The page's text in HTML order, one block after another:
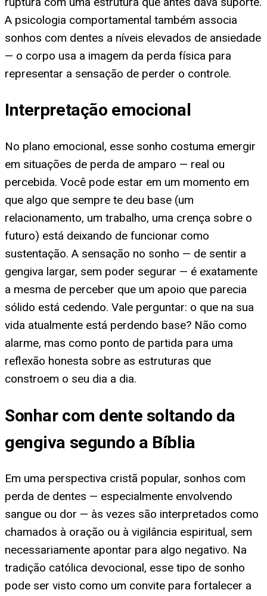
A psicologia comportamental também associa
sonhos com dentes a níveis elevados de ansiedade
— o corpo usa a imagem da perda física para
representar a sensação de perder o controle.
Interpretação emocional
No plano emocional, esse sonho costuma emergir
em situações de perda de amparo — real ou
percebida. Você pode estar em um momento em
que algo que sempre te deu base (um
relacionamento, um trabalho, uma crença sobre o
futuro) está deixando de funcionar como
sustentação. A sensação no sonho — de sentir a
gengiva largar, sem poder segurar — é exatamente
a mesma de perceber que um apoio que parecia
sólido está cedendo. Vale perguntar: o que na sua
vida atualmente está perdendo base? Não como
alarme, mas como ponto de partida para uma
reflexão honesta sobre as estruturas que
constroem o seu dia a dia.
Sonhar com dente soltando da
gengiva segundo a Bíblia
Em uma perspectiva cristã popular, sonhos com
perda de dentes — especialmente envolvendo
sangue ou dor — às vezes são interpretados como
chamados à oração ou à vigilância espiritual, sem
necessariamente apontar para algo negativo. Na
tradição católica devocional, esse tipo de sonho
pode ser visto como um convite para fortalecer a